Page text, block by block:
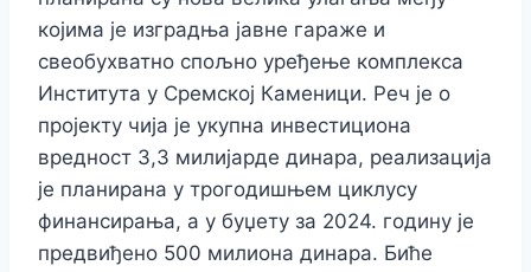
којима је изградња јавне гараже и
свеобухватно спољно уређење комплекса
Института у Сремској Каменици. Реч је о
пројекту чија је укупна инвестициона
вредност 3,3 милијарде динара, реализација
је планирана у трогодишњем циклусу
финансирања, а у буџету за 2024. годину је
предвиђено 500 милиона динара. Биће